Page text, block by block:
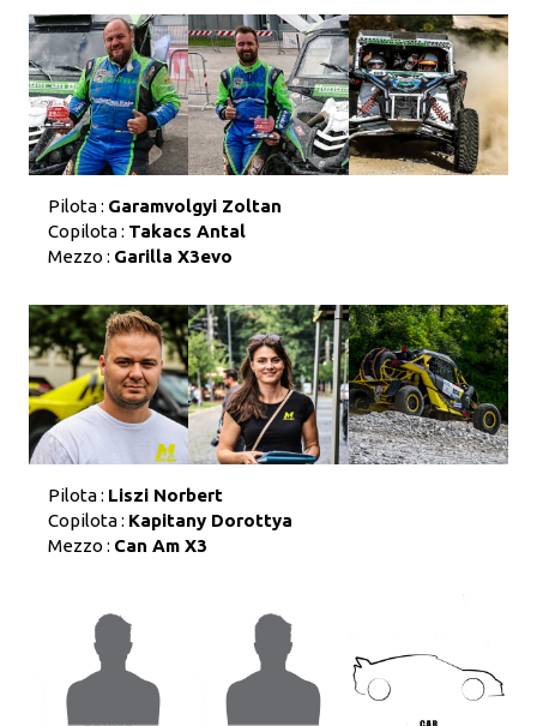
Pilota : Garamvolgyi Zoltan
Copilota : Takacs Antal
Mezzo : Garilla X3evo
Pilota : Liszi Norbert
Copilota : Kapitany Dorottya
Mezzo : Can Am X3